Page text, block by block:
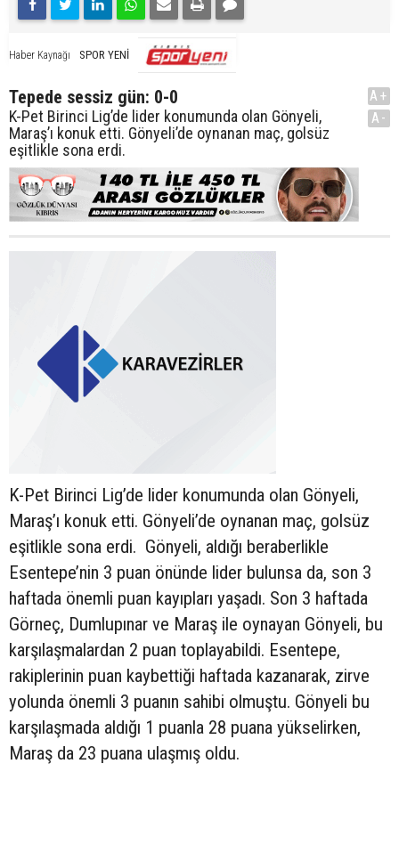
Haber Kaynağı SPOR YENİ
Tepede sessiz gün: 0-0
K-Pet Birinci Lig’de lider konumunda olan Gönyeli,
Maraş’ı konuk etti. Gönyeli’de oynanan maç, golsüz
eşitlikle sona erdi.
A+
A-
K-Pet Birinci Lig’de lider konumunda olan Gönyeli,
Maraş’ı konuk etti. Gönyeli’de oynanan maç, golsüz
eşitlikle sona erdi. Gönyeli, aldığı beraberlikle
Esentepe’nin 3 puan önünde lider bulunsa da, son 3
haftada önemli puan kayıpları yaşadı. Son 3 haftada
Görneç, Dumlupınar ve Maraş ile oynayan Gönyeli, bu
karşılaşmalardan 2 puan toplayabildi. Esentepe,
rakiplerinin puan kaybettiği haftada kazanarak, zirve
yolunda önemli 3 puanın sahibi olmuştu. Gönyeli bu
karşılaşmada aldığı 1 puanla 28 puana yükselirken,
Maraş da 23 puana ulaşmış oldu.